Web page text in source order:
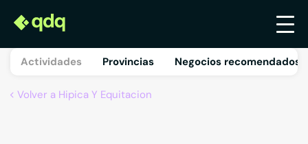
Actividades Provincias Negocios recomendados
Volver a Hipica Y Equitacion